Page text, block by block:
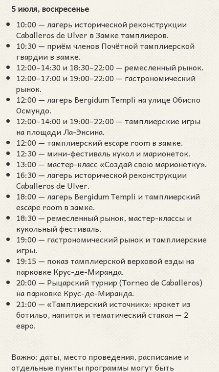
5 июля, воскресенье
10:00 — лагерь исторической реконструкции
Caballeros de Ulver в Замке тамплиеров.
10:30 — приём членов Почётной тамплиерской
гвардии в замке.
12:00–14:30 и 18:30–22:00 — ремесленный рынок.
12:00–17:00 и 19:00–22:00 — гастрономический
рынок.
12:00 — лагерь Bergidum Templi на улице Обиспо
Осмундо.
12:00–14:00 и 19:00–22:00 — тамплиерские игры
на площади Ла-Энсина.
12:00 — тамплиерский escape room в замке.
12:30 — мини-фестиваль кукол и марионеток.
13:00 — мастер-класс «Создай свою марионетку».
16:30 — лагерь исторической реконструкции
Caballeros de Ulver.
18:00 — лагерь Bergidum Templi и тамплиерский
escape room в замке.
18:30 — ремесленный рынок, мастер-классы и
кукольный фестиваль.
19:00 — гастрономический рынок и тамплиерские
игры.
19:15 — показ тамплиерской верховой езды на
парковке Крус-де-Миранда.
20:00 — Рыцарский турнир (Torneo de Caballeros)
на парковке Крус-де-Миранда.
21:00 — «Тамплиерский источник»: крокет из
ботильо, напиток и тематический стакан — 2
евро.
Важно: даты, место проведения, расписание и
отдельные пункты программы могут быть